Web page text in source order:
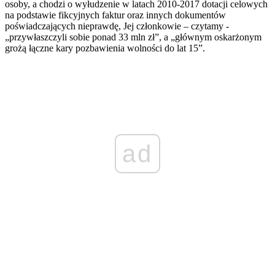
osoby, a chodzi o wyłudzenie w latach 2010-2017 dotacji celowych
na podstawie fikcyjnych faktur oraz innych dokumentów
poświadczających nieprawdę, Jej członkowie – czytamy -
„przywłaszczyli sobie ponad 33 mln zł”, a „głównym oskarżonym
grożą łączne kary pozbawienia wolności do lat 15”.
ad